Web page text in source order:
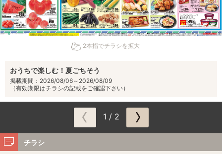
2本指でチラシを拡大
おうちで楽しむ！夏ごちそう
掲載期間：2026/08/06～2026/08/09
（有効期限はチラシの記載をご確認下さい）
1 / 2
チラシ